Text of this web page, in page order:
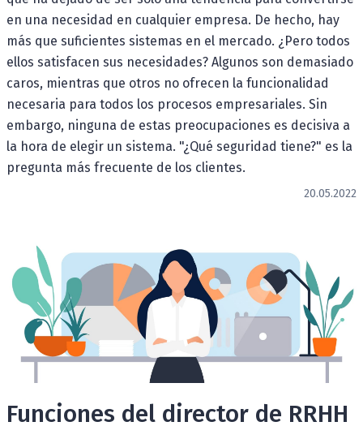
en una necesidad en cualquier empresa. De hecho, hay
más que suficientes sistemas en el mercado. ¿Pero todos
ellos satisfacen sus necesidades? Algunos son demasiado
caros, mientras que otros no ofrecen la funcionalidad
necesaria para todos los procesos empresariales. Sin
embargo, ninguna de estas preocupaciones es decisiva a
la hora de elegir un sistema. "¿Qué seguridad tiene?" es la
pregunta más frecuente de los clientes.
20.05.2022
Funciones del director de RRHH